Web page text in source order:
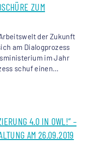
ZUM
der Zukunft
am Dialogprozess
im Jahr
schuf einen…
4.0 IN OWL!“ –
AM 26.09.2019